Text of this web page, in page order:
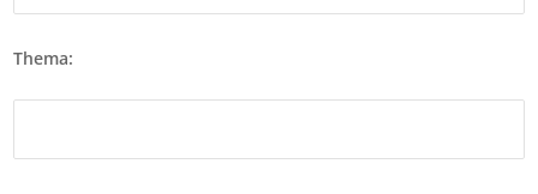
Thema: